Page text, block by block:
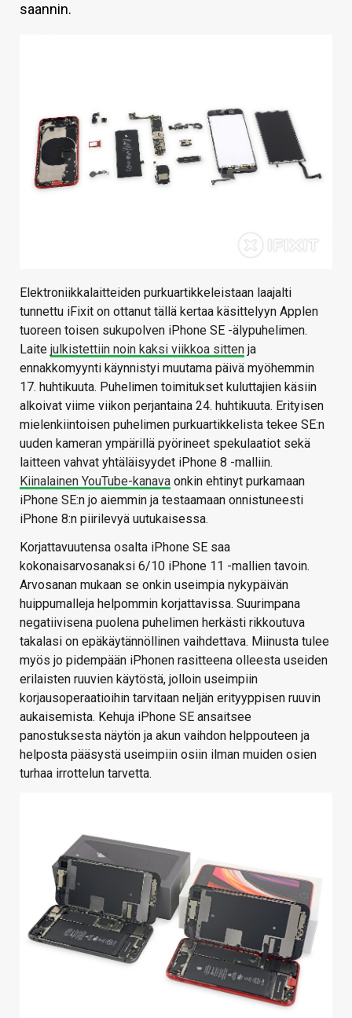
VAIHDA TEEMA
saannin.
Elektroniikkalaitteiden purkuartikkeleistaan laajalti
tunnettu iFixit on ottanut tällä kertaa käsittelyyn Applen
tuoreen toisen sukupolven iPhone SE -älypuhelimen.
Laite julkistettiin noin kaksi viikkoa sitten ja
ennakkomyynti käynnistyi muutama päivä myöhemmin
17. huhtikuuta. Puhelimen toimitukset kuluttajien käsiin
alkoivat viime viikon perjantaina 24. huhtikuuta. Erityisen
mielenkiintoisen puhelimen purkuartikkelista tekee SE:n
uuden kameran ympärillä pyörineet spekulaatiot sekä
laitteen vahvat yhtäläisyydet iPhone 8 -malliin.
Kiinalainen YouTube-kanava onkin ehtinyt purkamaan
iPhone SE:n jo aiemmin ja testaamaan onnistuneesti
iPhone 8:n piirilevyä uutukaisessa.
Korjattavuutensa osalta iPhone SE saa
kokonaisarvosanaksi 6/10 iPhone 11 -mallien tavoin.
Arvosanan mukaan se onkin useimpia nykypäivän
huippumalleja helpommin korjattavissa. Suurimpana
negatiivisena puolena puhelimen herkästi rikkoutuva
takalasi on epäkäytännöllinen vaihdettava. Miinusta tulee
myös jo pidempään iPhonen rasitteena olleesta useiden
erilaisten ruuvien käytöstä, jolloin useimpiin
korjausoperaatioihin tarvitaan neljän erityyppisen ruuvin
aukaisemista. Kehuja iPhone SE ansaitsee
panostuksesta näytön ja akun vaihdon helppouteen ja
helposta pääsystä useimpiin osiin ilman muiden osien
turhaa irrottelun tarvetta.